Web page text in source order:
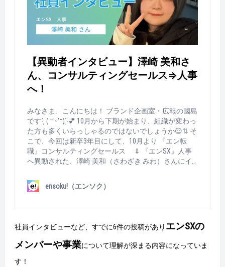
【異動者インタビュー】澤崎 美和さ
ん、コンサルティングセールス⇒人事
へ！
みなさま、こんにちは！ ブランド企画室・広報の國島
です- ̗̀ ( ˶'ᵕ'˶) ̖́-💕 10月から下期が始まり、組織が変わっ
た方も多くいらっしゃるのではないでしょうか😌⇅ そ
こで、今回は新卒3年目にして、10月より 『エン転
職』コンサルティングセールス ⇓ 『エンSX』人事
へ異動された、澤崎 美和（さわざき みわ）さんにイ
🍻💕駅名を聞いたら、どんな場所でもおすすめのお店
を答えられる特技を持っており、「さわログ」と呼ば
崎さん。 実は、私も彼女が新卒1年目の時、チームリ
ーダーとして1年間一緒に仕事をさせてもらっていま
した😘😘 澤崎さんが1年目の時の、夕礼の写真。この
頃は、コロナでリモートが多かったです😢 1年目に、
ensoku!（エンソク）
社員インタビューなど、すでに6件の投稿があり エンSXの
メンバーや事業について理解が深まる内容になっていま
す！